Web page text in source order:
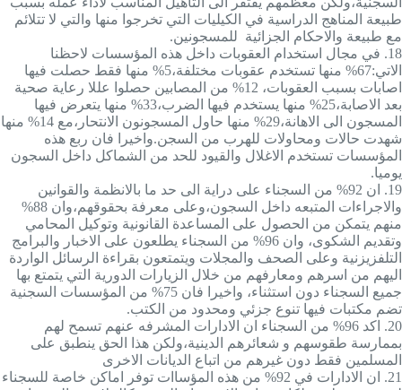
طبيعة المناهج الدراسية في الكيليات التي تخرجوا منها والتي لا تتلائم
مع طبيعة والاحكام الجزائية للمسجونين.
18. في مجال استخدام العقوبات داخل هذه المؤسسات لاحظنا
الاتي:67% منها تستخدم عقوبات مختلفة،5% منها فقط حصلت فيها
اصابات بسبب العقوبات، 12% من المصابين حصلوا عللا رعاية صحية
بعد الاصابة،25% منها يستخدم فيها الضرب،33% منها يتعرض فيها
المسجون الى الاهانة،29% منها حاول المسجونون الانتحار،مع 14% منها
شهدت حالات ومحاولات للهرب من السجن.واخيرا فان ربع هذه
المؤسسات تستخدم الاغلال والقيود للحد من الشماكل داخل السجون
يوميا.
19.
ان 92% من السجناء على دراية الى حد ما بالانظمة والقوانين
والاجراءات المتبعه داخل السجون،وعلى معرفة بحقوقهم،وان 88%
منهم يتمكن من الحصول على المساعدة القانونية وتوكيل المحامي
وتقديم الشكوى، وان 96% من السجناء يطلعون على الاخبار والبرامج
التلفزيزنية وعلى الصحف والمجلات ويتمتعون بقراءة الرسائل الواردة
اليهم من اسرهم ومعارفهم من خلال الزيارات الدورية التي يتمتع بها
جميع السجناء دون استثناء، واخيرا فان 75% من المؤسسات السجنية
تضم مكتبات فيها تنوع جزئي ومحدود من الكتب.
20.
اكد 96% من السجناء ان الادارات المشرفه عنهم تسمح لهم
بممارسة طقوسهم و شعائرهم الدينية،ولكن هذا الحق ينطبق على
المسلمين فقط دون غيرهم من اتباع الديانات الاخرى
21.
ان الادارات في 92% من هذه المؤساات توفر اماكن خاصة للسجناء